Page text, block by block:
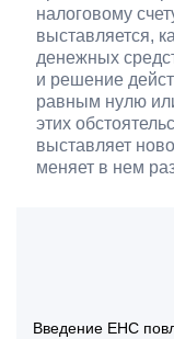
налоговому
выставляется,
денежных
и решение
равным нулю
этих
выставляет
меняет в нем
Введение ЕНС